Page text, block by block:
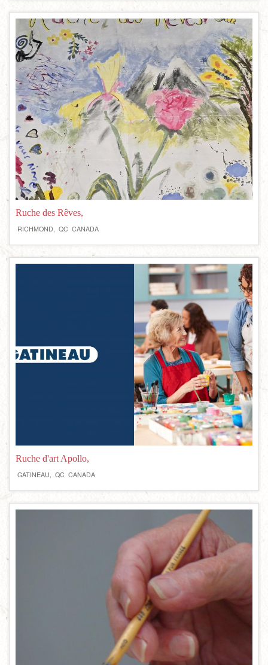
Ruche des Rêves,
RICHMOND, QC CANADA
Ruche d'art Apollo,
GATINEAU, QC CANADA